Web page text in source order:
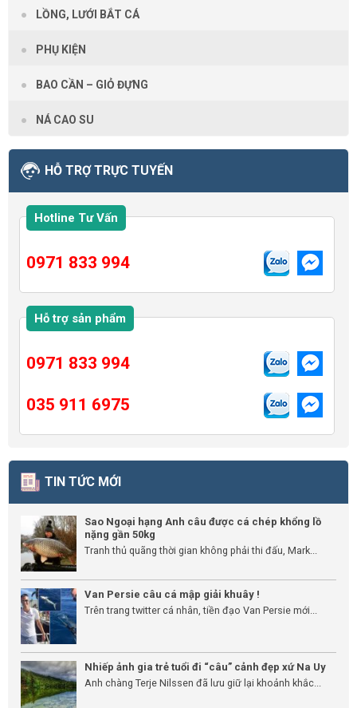
LỒNG, LƯỚI BẮT CÁ
PHỤ KIỆN
BAO CẦN – GIỎ ĐỰNG
NÁ CAO SU
HỖ TRỢ TRỰC TUYẾN
Hotline Tư Vấn
0971 833 994
Hỗ trợ sản phẩm
0971 833 994
035 911 6975
TIN TỨC MỚI
Sao Ngoại hạng Anh câu được cá chép khổng lồ
nặng gần 50kg
Tranh thủ quãng thời gian không phải thi đấu, Mark...
Van Persie câu cá mập giải khuây !
Trên trang twitter cá nhân, tiền đạo Van Persie mới...
Nhiếp ảnh gia trẻ tuổi đi “câu” cảnh đẹp xứ Na Uy
Anh chàng Terje Nilssen đã lưu giữ lại khoảnh khắc...